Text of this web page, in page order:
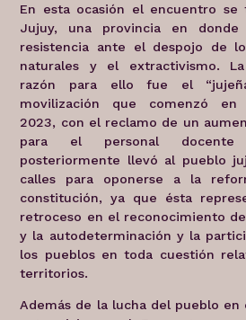
En esta ocasión el encuentro se
Jujuy, una provincia en donde
resistencia ante el despojo de
naturales y el extractivismo.
razón para ello fue el
movilización que comenzó
2023, con el reclamo de un
para el personal
posteriormente llevó al pueblo
calles para oponerse a la
constitución, ya que ésta
retroceso en el reconocimiento
y la autodeterminación y la
los pueblos en toda cuestión
territorios.
Además de la lucha del pueblo en